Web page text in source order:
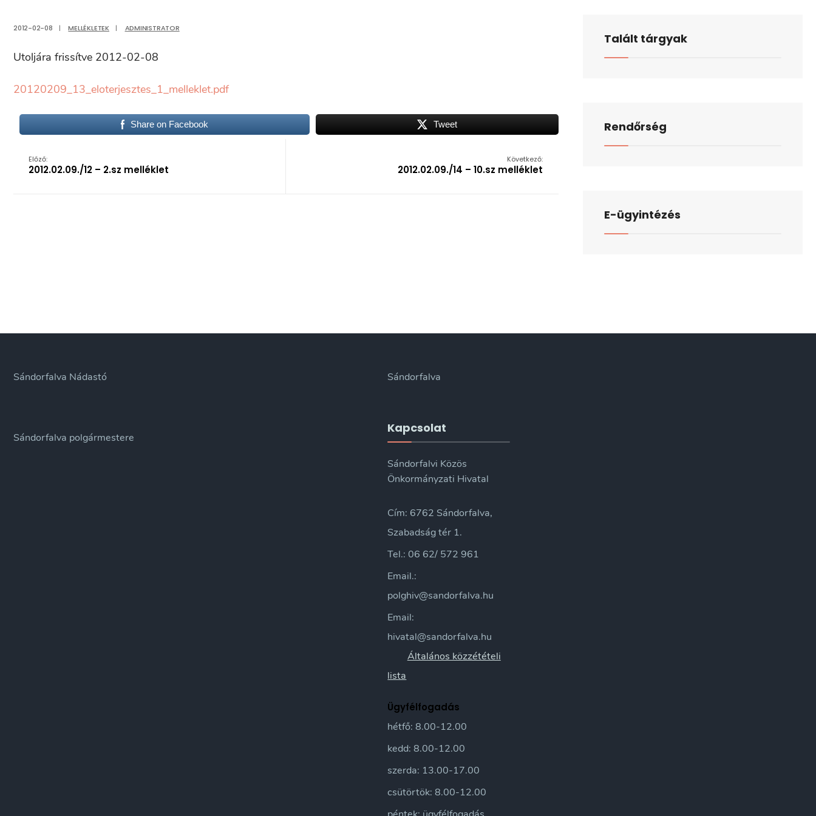
2012-02-08 | MELLÉKLETEK | ADMINISTRATOR
Utoljára frissítve 2012-02-08
20120209_13_eloterjesztes_1_melleklet.pdf
Share on Facebook Tweet
Előző:
2012.02.09./12 – 2.sz melléklet
Következő:
2012.02.09./14 – 10.sz melléklet
Talált tárgyak
Rendőrség
E-ügyintézés
Sándorfalva Nádastó
Sándorfalva polgármestere
Sándorfalva
Kapcsolat
Sándorfalvi Közös
Önkormányzati Hivatal
Cím: 6762 Sándorfalva,
Szabadság tér 1.
Tel.: 06 62/ 572 961
Email.:
polghiv@sandorfalva.hu
Email:
hivatal@sandorfalva.hu
Általános közzétételi
lista
Ügyfélfogadás
hétfő: 8.00-12.00
kedd: 8.00-12.00
szerda: 13.00-17.00
csütörtök: 8.00-12.00